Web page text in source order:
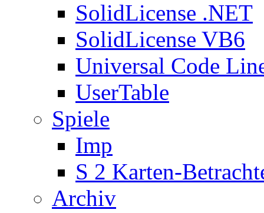
SolidLicense .NET
SolidLicense VB6
Universal Code
UserTable
Spiele
Imp
S 2 Karten-
Archiv